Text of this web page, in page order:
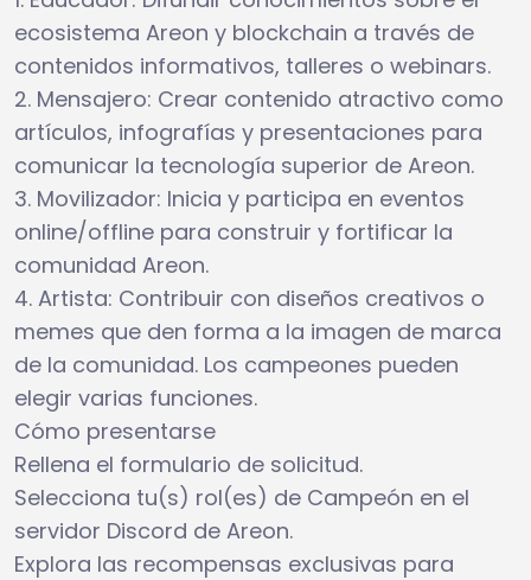
ecosistema Areon y blockchain a través de
contenidos informativos, talleres o webinars.
2. Mensajero: Crear contenido atractivo como
artículos, infografías y presentaciones para
comunicar la tecnología superior de Areon.
3. Movilizador: Inicia y participa en eventos
online/offline para construir y fortificar la
comunidad Areon.
4. Artista: Contribuir con diseños creativos o
memes que den forma a la imagen de marca
de la comunidad. Los campeones pueden
elegir varias funciones.
Cómo presentarse
Rellena el formulario de solicitud.
Selecciona tu(s) rol(es) de Campeón en el
servidor Discord de Areon.
Explora las recompensas exclusivas para